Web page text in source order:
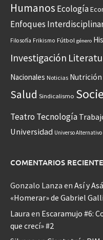
Humanos Ecología
Enfoques
Filosofía Frikismo Fútbol género
Investigación
Nacionales Noticias Nutrición
Salud Sindicalismo
Teatro Tecnología
Universidad Universo Alternativo
COMENTARIOS
Gonzalo Lanza en Así y
«Homerar» de Gabriel Galli
Laura en Escaramujo #6:
que crecí» #2